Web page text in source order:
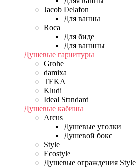
Jacob Delafon
Для ванны
Roca
Для биде
Для ваннны
Душевые гарнитуры
Grohe
damixa
TEKA
Kludi
Ideal Standard
Душевые кабины
Arcus
Душевые уголки
Душевой бокс
Style
Ecostyle
Душевые ограждения Style